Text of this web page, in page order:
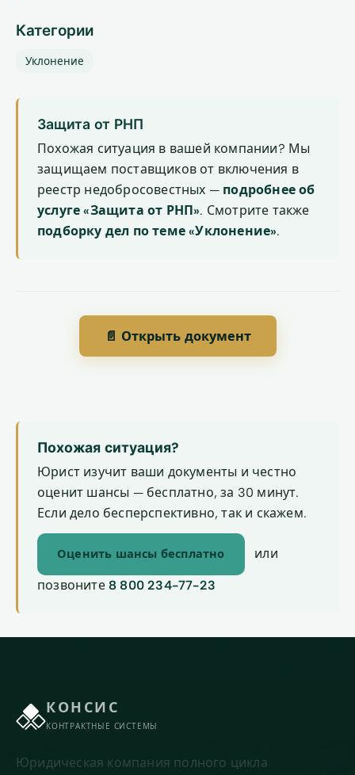
Категории
Уклонение
Защита от РНП
Похожая ситуация в вашей компании? Мы
защищаем поставщиков от включения в
реестр недобросовестных — подробнее об
услуге «Защита от РНП». Смотрите также
подборку дел по теме «Уклонение».
📄 Открыть документ
Похожая ситуация?
Юрист изучит ваши документы и честно
оценит шансы — бесплатно, за 30 минут.
Если дело бесперспективно, так и скажем.
Оценить шансы бесплатно или
позвоните 8 800 234-77-23
КОНСИС
КОНТРАКТНЫЕ СИСТЕМЫ
Юридическая компания полного цикла